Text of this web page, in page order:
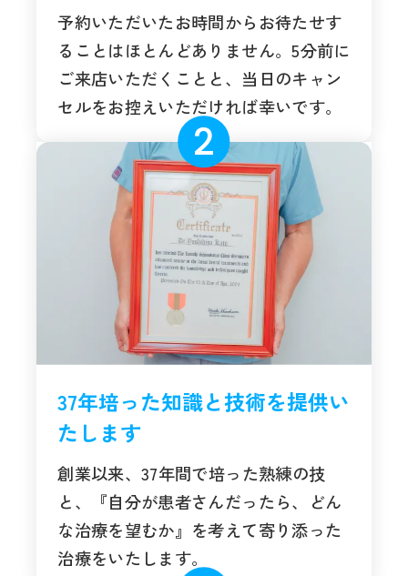
予約いただいたお時間からお待たせす
ることはほとんどありません。5分前に
ご来店いただくことと、当日のキャン
セルをお控えいただければ幸いです。
37年培った知識と技術を提供い
たします
創業以来、37年間で培った熟練の技
と、『自分が患者さんだったら、どん
な治療を望むか』を考えて寄り添った
治療をいたします。